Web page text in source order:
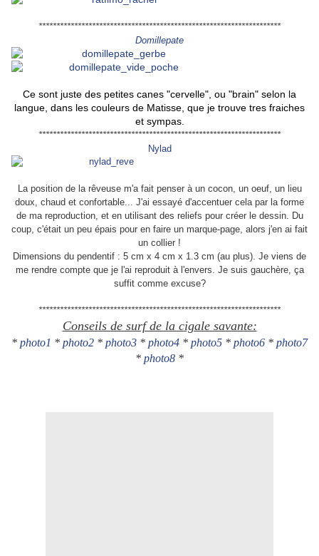
********************************************************************
Domillepate
Ce sont juste des petites canes "cervelle", ou "brain" selon la
langue, dans les couleurs de Matisse, que je trouve tres fraiches
et sympas.
********************************************************************
Nylad
La position de la rêveuse m'a fait penser à un cocon, un oeuf, un lieu
doux, chaud et confortable... J'ai essayé d'accentuer cela par la forme
de ma reproduction, et en utilisant des reliefs pour créer le dessin. Du
coup, c'était un peu épais pour en faire un marque-page, alors j'en ai fait
un collier !
Dimensions du pendentif : 5 cm x 4 cm x 1.3 cm (au plus). Je viens de
me rendre compte que je l'ai reproduit à l'envers. Je suis gauchère, ça
suffit comme excuse?
********************************************************************
Conseils de surf de la cigale savante:
* photo1 * photo2 * photo3 * photo4 * photo5 * photo6 * photo7
* photo8 *